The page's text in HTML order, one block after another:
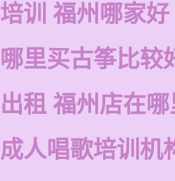
训 福州哪家好
里买古筝比较
租 福州店在
人唱歌培训机